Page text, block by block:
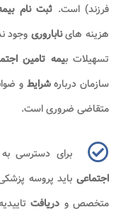
فرزند) است. ثبت نام
هزینه هایناباروری وجود
تسهیلات بیمه تامین
سازمان دربارهشرایط و
متقاضی ضروری است.
برای دسترسی
اجتماعی باید پروسه
متخصص و دریافت